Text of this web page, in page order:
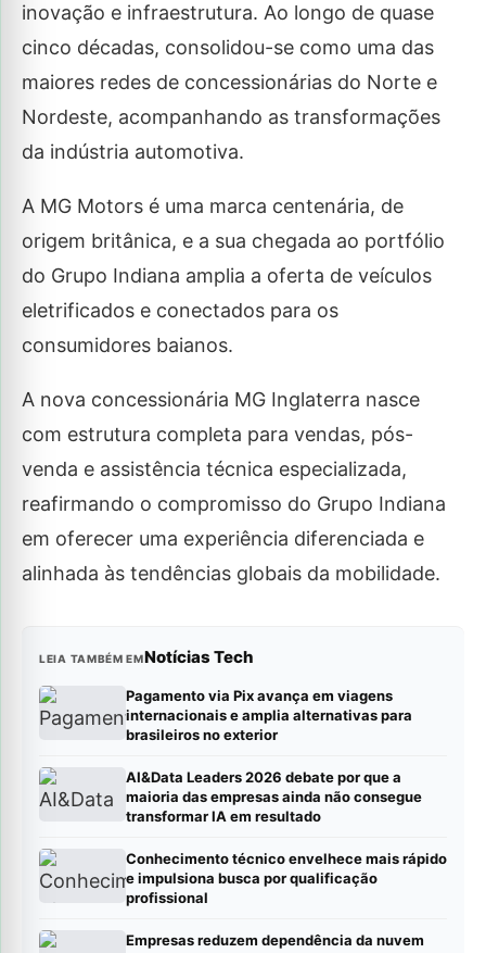
inovação e infraestrutura. Ao longo de quase
cinco décadas, consolidou-se como uma das
maiores redes de concessionárias do Norte e
Nordeste, acompanhando as transformações
da indústria automotiva.
A MG Motors é uma marca centenária, de
origem britânica, e a sua chegada ao portfólio
do Grupo Indiana amplia a oferta de veículos
eletrificados e conectados para os
consumidores baianos.
A nova concessionária MG Inglaterra nasce
com estrutura completa para vendas, pós-
venda e assistência técnica especializada,
reafirmando o compromisso do Grupo Indiana
em oferecer uma experiência diferenciada e
alinhada às tendências globais da mobilidade.
LEIA TAMBÉM EMNotícias Tech
Pagamento via Pix avança em viagens
internacionais e amplia alternativas para
brasileiros no exterior
AI&Data Leaders 2026 debate por que a
maioria das empresas ainda não consegue
transformar IA em resultado
Conhecimento técnico envelhece mais rápido
e impulsiona busca por qualificação
profissional
Empresas reduzem dependência da nuvem